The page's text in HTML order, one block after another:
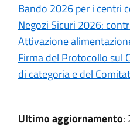
Bando 2026 per i centri
Negozi Sicuri 2026:
Attivazione
Firma del Protocollo sul
di categoria e del
Ultimo aggiornamento: